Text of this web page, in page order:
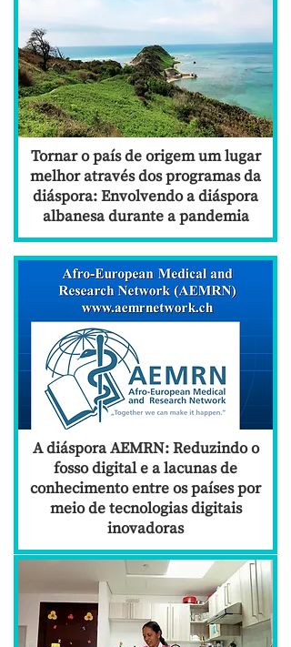
Tornar o país de origem um lugar
melhor através dos programas da
diáspora: Envolvendo a diáspora
albanesa durante a pandemia
A diáspora AEMRN: Reduzindo o
fosso digital e a lacunas de
conhecimento entre os países por
meio de tecnologias digitais
inovadoras